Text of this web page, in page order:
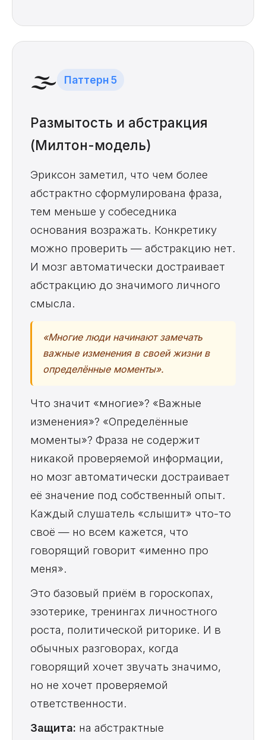
🌫️ Паттерн 5
Размытость и абстракция
(Милтон-модель)
Эриксон заметил, что чем более
абстрактно сформулирована фраза,
тем меньше у собеседника
основания возражать. Конкретику
можно проверить — абстракцию нет.
И мозг автоматически достраивает
абстракцию до значимого личного
смысла.
«Многие люди начинают замечать
важные изменения в своей жизни в
определённые моменты».
Что значит «многие»? «Важные
изменения»? «Определённые
моменты»? Фраза не содержит
никакой проверяемой информации,
но мозг автоматически достраивает
её значение под собственный опыт.
Каждый слушатель «слышит» что-то
своё — но всем кажется, что
говорящий говорит «именно про
меня».
Это базовый приём в гороскопах,
эзотерике, тренингах личностного
роста, политической риторике. И в
обычных разговорах, когда
говорящий хочет звучать значимо,
но не хочет проверяемой
ответственности.
Защита: на абстрактные